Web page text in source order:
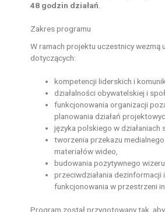
48 godzin działań.
Zakres programu
W ramach projektu uczestnicy wezmą
dotyczących:
kompetencji liderskich i
działalności obywatelskiej i
funkcjonowania organizacji
planowania działań
języka polskiego w działaniach
tworzenia przekazu
materiałów wideo,
budowania pozytywnego
przeciwdziałania dezinformacji
funkcjonowania w przestrzeni
Program został przygotowany tak,